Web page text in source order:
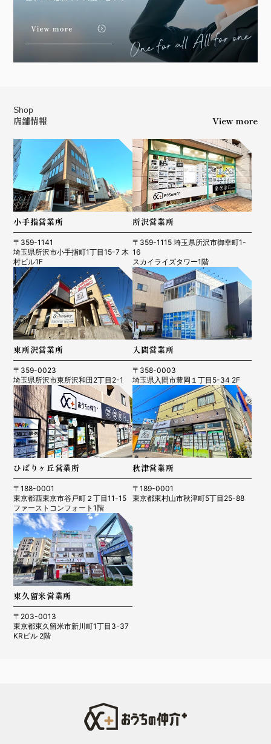
Shop
店舗情報 View more
小手指営業所
〒359-1141
埼玉県所沢市小手指町1丁目15-7 木
村ビル1F
所沢営業所
〒359-1115 埼玉県所沢市御幸町1-
16
スカイライズタワー1階
東所沢営業所
〒359-0023
埼玉県所沢市東所沢和田2丁目2-1
入間営業所
〒358-0003
埼玉県入間市豊岡１丁目5-34 2F
ひばりヶ丘営業所
〒188-0001
東京都西東京市谷戸町２丁目11-15
ファーストコンフォート1階
秋津営業所
〒189-0001
東京都東村山市秋津町5丁目25-88
東久留米営業所
〒203-0013
東京都東久留米市新川町1丁目3-37
KRビル 2階